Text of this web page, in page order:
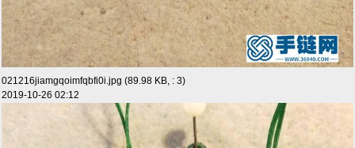
021216jiamgqoimfqbfi0i.jpg (89.98 KB, : 3)
2019-10-26 02:12